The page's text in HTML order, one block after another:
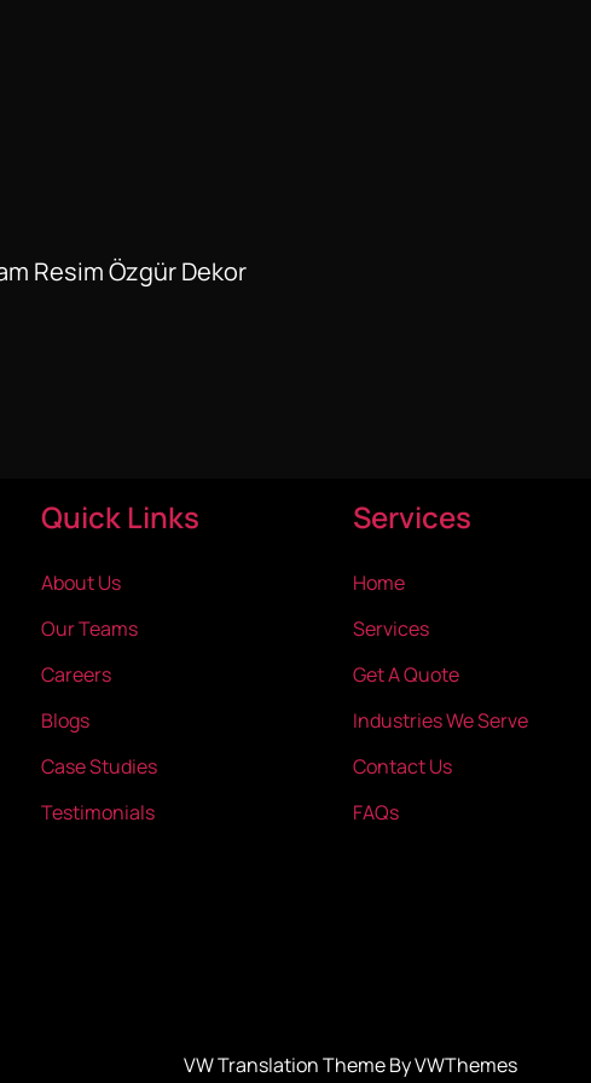
Resim Özgür Dekor
Quick Links
About Us
Our Teams
Careers
Blogs
Case Studies
Testimonials
Services
Home
Services
Get A Quote
Industries We Serve
Contact Us
FAQs
VW Translation Theme By VWThemes